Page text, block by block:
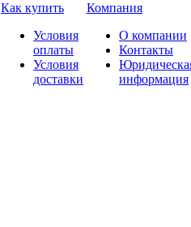
Как купить
Условия
оплаты
Условия
доставки
Компания
О компании
Контакты
информация